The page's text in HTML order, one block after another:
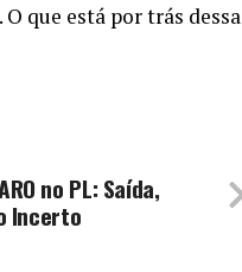
que está por trás dessa
no PL: Saída,
Incerto